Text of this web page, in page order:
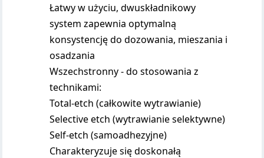
Łatwy w użyciu, dwuskładnikowy
system zapewnia optymalną
konsystencję do dozowania, mieszania i
osadzania
Wszechstronny - do stosowania z
technikami:
Total-etch (całkowite wytrawianie)
Selective etch (wytrawianie selektywne)
Self-etch (samoadhezyjne)
Charakteryzuje się doskonałą